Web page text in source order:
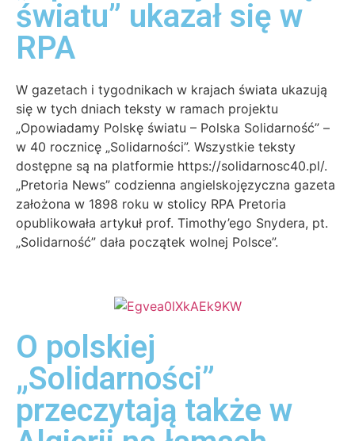
światu” ukazał się w
RPA
W gazetach i tygodnikach w krajach świata ukazują
się w tych dniach teksty w ramach projektu
„Opowiadamy Polskę światu – Polska Solidarność” –
w 40 rocznicę „Solidarności”. Wszystkie teksty
dostępne są na platformie https://solidarnosc40.pl/.
„Pretoria News” codzienna angielskojęzyczna gazeta
założona w 1898 roku w stolicy RPA Pretoria
opublikowała artykuł prof. Timothy’ego Snydera, pt.
„Solidarność” dała początek wolnej Polsce”.
O polskiej
„Solidarności”
przeczytają także w